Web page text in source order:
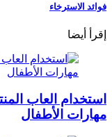
فوائد الاسترخاء
إقرأ أيضا
استخدام العاب
مهارات الأطفال